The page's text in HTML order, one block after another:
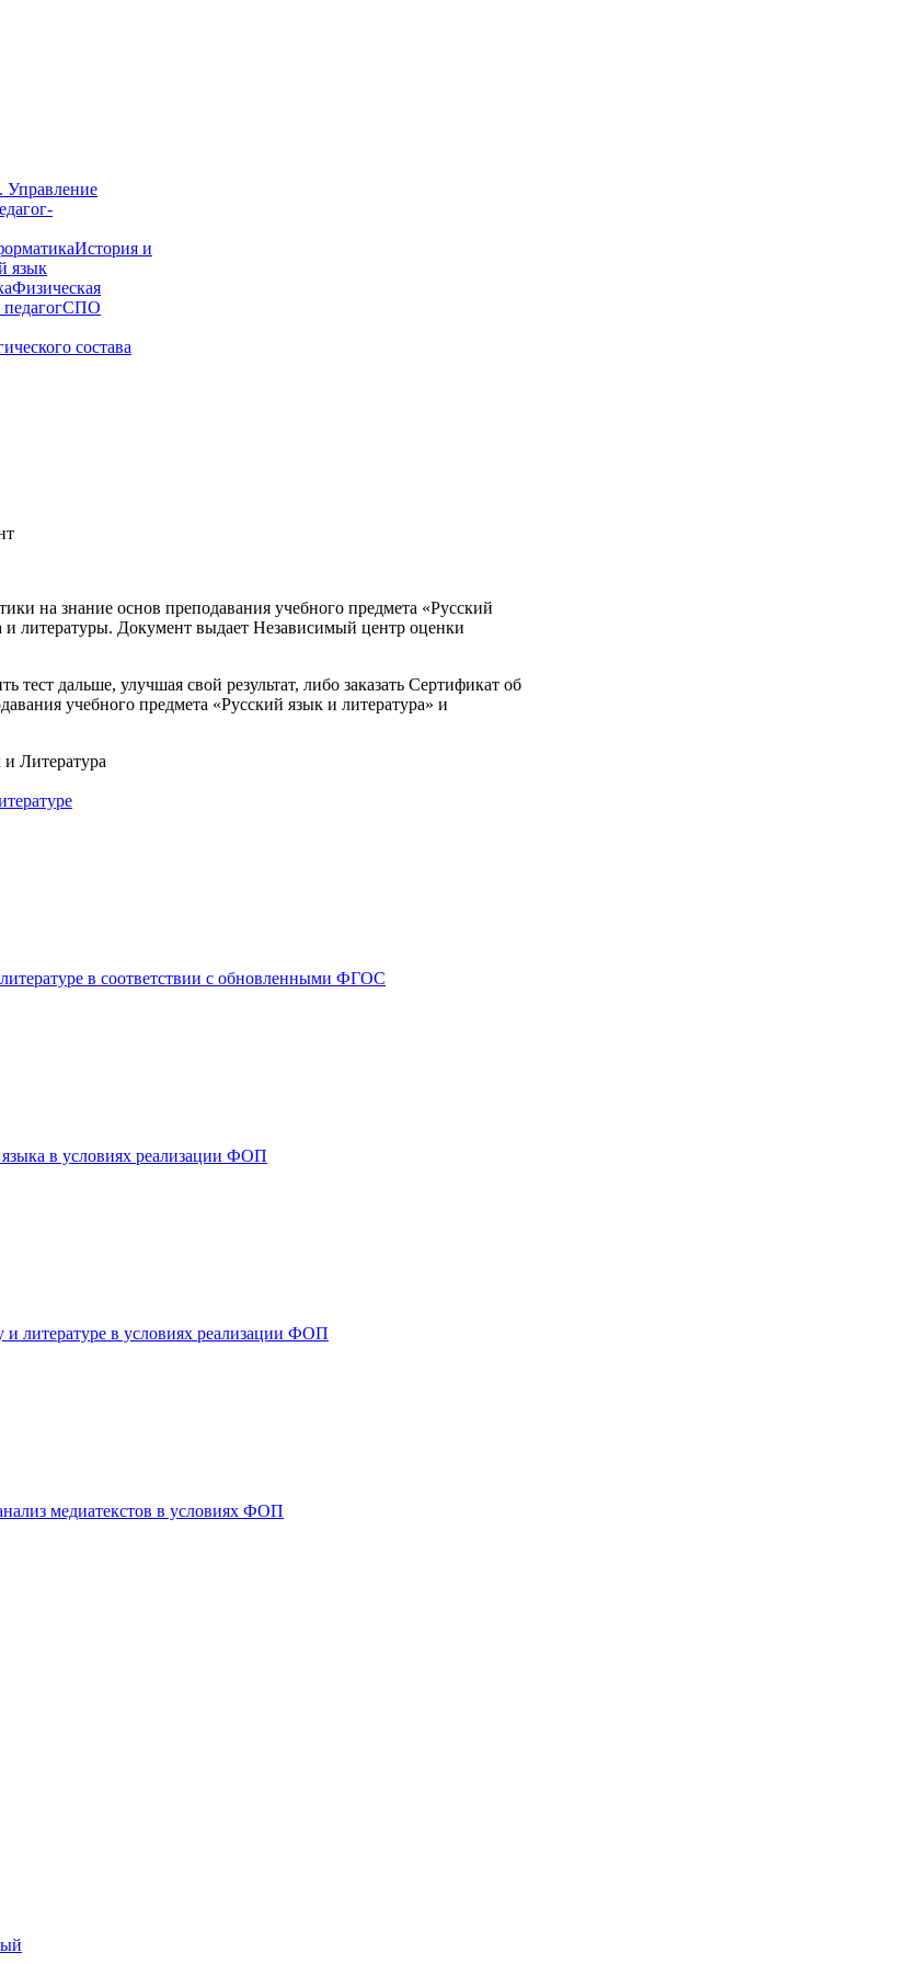
Управление
История и
язык
Физическая
СПО
состава
на знание основ преподавания учебного предмета «Русский
и литературы. Документ выдает Независимый центр оценки
дальше, улучшая свой результат, либо заказать Сертификат об
учебного предмета «Русский язык и литература» и
Литература
в соответствии с обновленными ФГОС
языка в условиях реализации ФОП
литературе в условиях реализации ФОП
медиатекстов в условиях ФОП